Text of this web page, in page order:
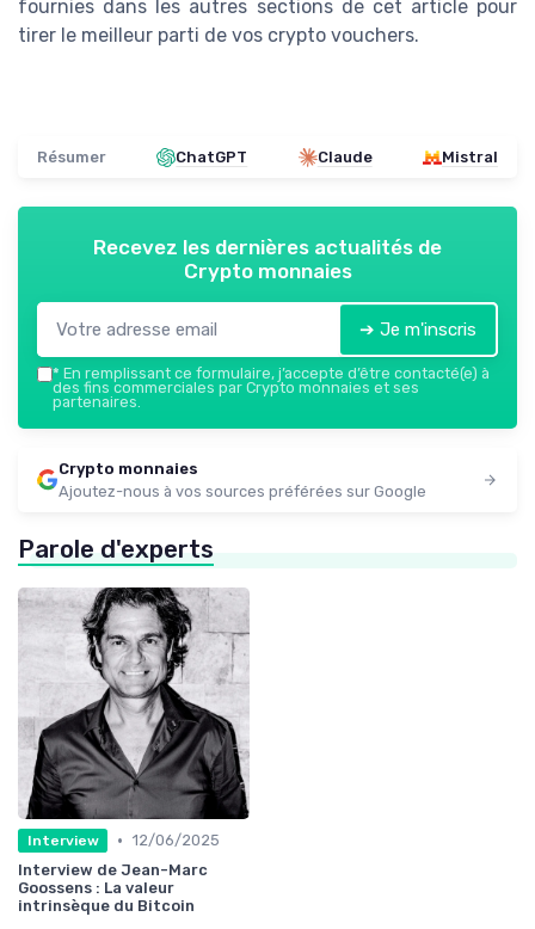
fournies dans les autres sections de cet article pour
tirer le meilleur parti de vos crypto vouchers.
Résumer ChatGPT Claude Mistral
Recevez les dernières actualités de
Crypto monnaies
➔ Je m'inscris
* En remplissant ce formulaire, j’accepte d’être contacté(e) à
des fins commerciales par Crypto monnaies et ses
partenaires.
Crypto monnaies
Ajoutez-nous à vos sources préférées sur Google
Parole d'experts
Interview • 12/06/2025
Interview de Jean-Marc
Goossens : La valeur
intrinsèque du Bitcoin